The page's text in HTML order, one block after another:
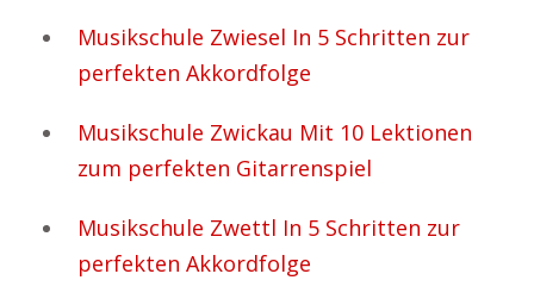
Musikschule Zwiesel In 5 Schritten zur
perfekten Akkordfolge
Musikschule Zwickau Mit 10 Lektionen
zum perfekten Gitarrenspiel
Musikschule Zwettl In 5 Schritten zur
perfekten Akkordfolge